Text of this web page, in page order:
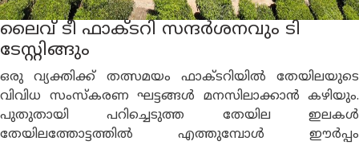
ലൈവ് ടീ ഫാക്ടറി സന്ദർശനവും ടി
ടേസ്റ്റിങ്ങും
ഒരു വ്യക്തിക്ക് തത്സമയം ഫാക്ടറിയിൽ തേയിലയുടെ
വിവിധ സംസ്കരണ ഘട്ടങ്ങൾ മനസിലാക്കാന്‍ കഴിയും.
പുതുതായി പറിച്ചെടുത്ത തേയില ഇലകൾ
തേയിലത്തോട്ടത്തിൽ എത്തുമ്പോൾ ഈർപ്പം